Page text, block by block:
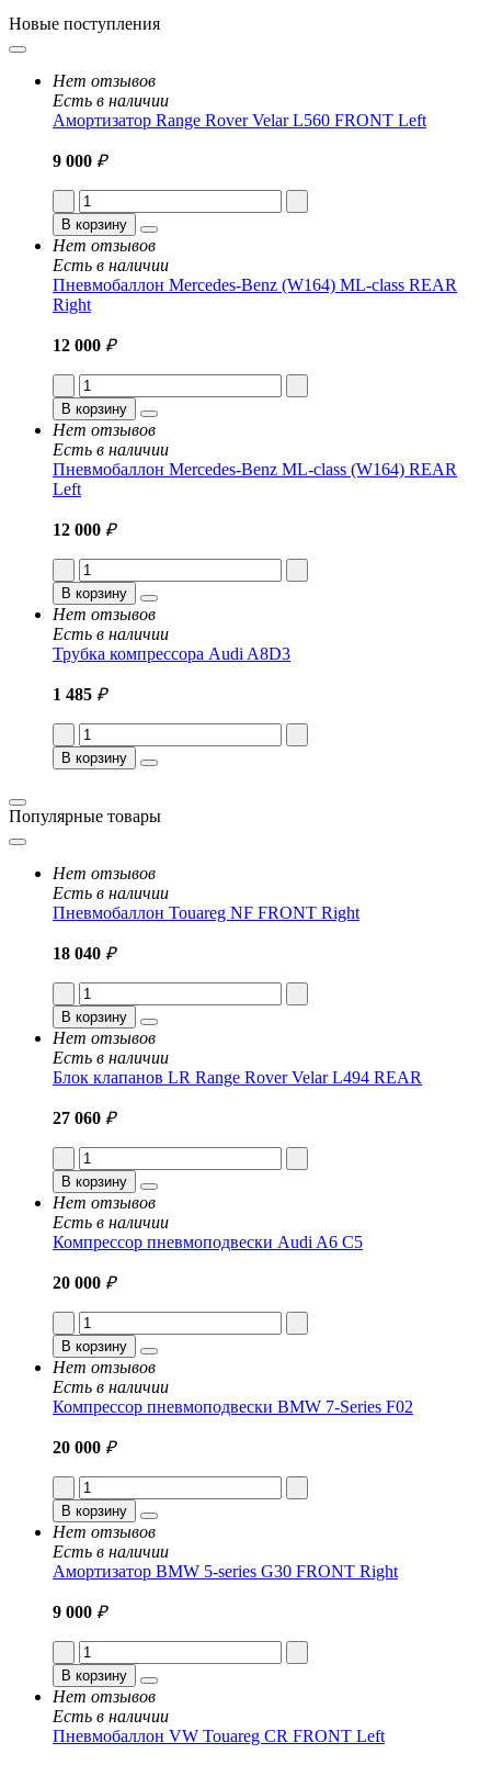
Новые поступления
Нет отзывов
Есть в наличии
Амортизатор Range Rover Velar L560 FRONT Left
9 000 ₽
В корзину
Нет отзывов
Есть в наличии
Пневмобаллон Mercedes-Benz (W164) ML-class REAR
Right
12 000 ₽
В корзину
Нет отзывов
Есть в наличии
Пневмобаллон Mercedes-Benz ML-class (W164) REAR
Left
12 000 ₽
В корзину
Нет отзывов
Есть в наличии
Трубка компрессора Audi A8D3
1 485 ₽
В корзину
Популярные товары
Нет отзывов
Есть в наличии
Пневмобаллон Touareg NF FRONT Right
18 040 ₽
В корзину
Нет отзывов
Есть в наличии
Блок клапанов LR Range Rover Velar L494 REAR
27 060 ₽
В корзину
Нет отзывов
Есть в наличии
Компрессор пневмоподвески Audi A6 C5
20 000 ₽
В корзину
Нет отзывов
Есть в наличии
Компрессор пневмоподвески BMW 7-Series F02
20 000 ₽
В корзину
Нет отзывов
Есть в наличии
Амортизатор BMW 5-series G30 FRONT Right
9 000 ₽
В корзину
Нет отзывов
Есть в наличии
Пневмобаллон VW Touareg CR FRONT Left